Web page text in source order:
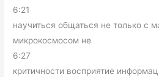
6:21
научиться общаться не только с
микрокосмосом не
6:27
критичности восприятие